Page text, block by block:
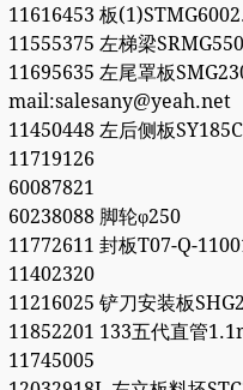
11616453 板
11555375 左梯梁
11695635 左尾罩板
mail:salesany@yeah.net
11450448 左后侧板
11719126
60087821
60238088 脚轮φ250
11772611 封板T07-Q-
11402320
11216025 铲刀安装板
11852201 133五代直管
11745005